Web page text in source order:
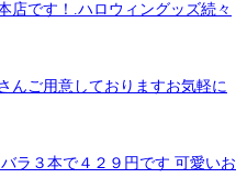
店です！.ハロウィングッズ続々
んご用意しておりますお気軽に
ラ３本で４２９円です 可愛いお